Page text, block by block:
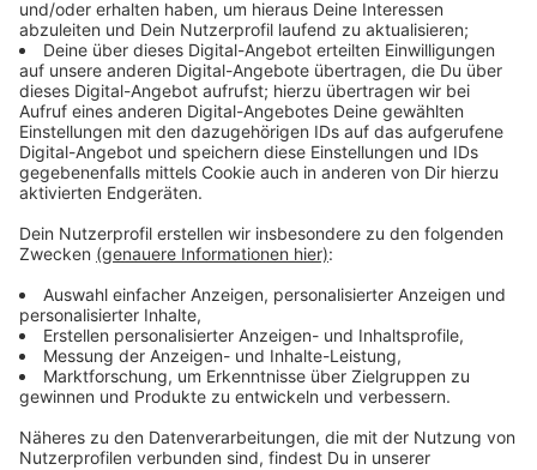
Standardantworten, keine Promotionaussagen -
sondern ganz persönliche Geschichten - das ist „Fünf
für"!
Anzeige
Wir benötigen Ihre
Zustimmung, um den YouTube
Video-Service zu laden!
Wir verwenden einen Service eines
Drittanbieters, um Videoinhalte
einzubetten. Dieser Service kann
sammeln. Bitte lesen Sie die